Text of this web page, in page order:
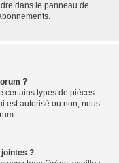
dans le panneau de
?
certains types de pièces
est autorisé ou non, nous
?